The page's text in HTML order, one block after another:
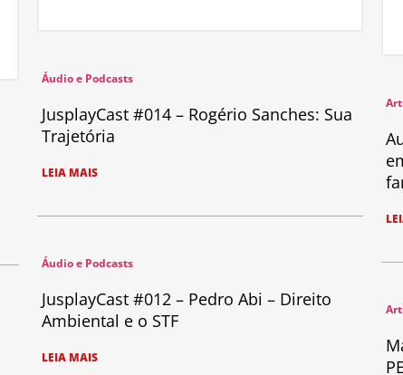
Áudio e Podcasts
JusplayCast #014 – Rogério Sanches: Sua
Trajetória
LEIA MAIS
Áudio e Podcasts
JusplayCast #012 – Pedro Abi – Direito
Ambiental e o STF
LEIA MAIS